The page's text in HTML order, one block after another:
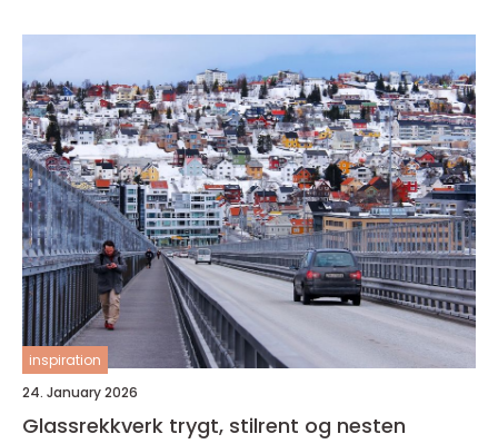
inspiration
24. January 2026
Glassrekkverk trygt, stilrent og nesten